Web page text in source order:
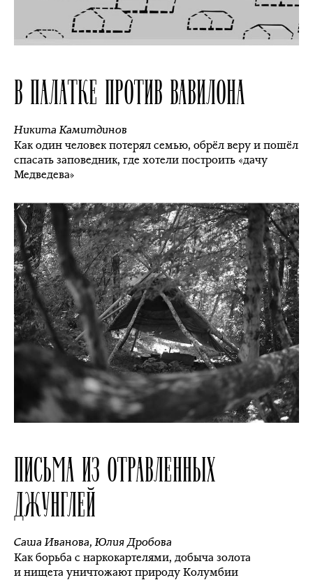
В ПАЛАТКЕ ПРОТИВ ВАВИЛОНА
Никита Камитдинов
Как один человек потерял семью, обрёл веру и пошёл
спасать заповедник, где хотели построить «дачу
Медведева»
ПИСЬМА ИЗ ОТРАВЛЕННЫХ
ДЖУНГЛЕЙ
Саша Иванова,Юлия Дробова
Как борьба с наркокартелями, добыча золота
и нищета уничтожают природу Колумбии